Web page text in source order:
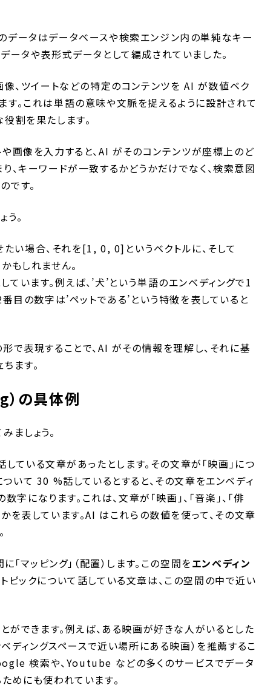
データはデータベースや検索エンジン内の単純なキー
ータや表形式データとして編成されていました。
像、ツイートなどの特定のコンテンツを AI が数値ベク
す。これは単語の意味や文脈を捉えるように設計されて
割を果たします。
画像を入力すると、AI がそのコンテンツが座標上のど
、キーワードが一致するかどうかだけでなく、検索意図
です。
。
たい場合、それを[1, 0, 0]というベクトルに、そして
もしれません。
います。例えば、’犬’という単語のエンベディングで1
目の数字は’ペットである’という特徴を表していると
で表現することで、AI がその情報を理解し、それに基
ます。
の具体例
ましょう。
話している文章があったとします。その文章が「映画」につ
ついて 30 %話しているとすると、その文章をエンベディ
字になります。これは、文章が「映画」、「音楽」、「俳
を表しています。AI はこれらの数値を使って、その文章
マッピング」（配置）します。この空間をエンベディン
ピックについて話している文章は、この空間の中で近い
ができます。例えば、ある映画が好きな人がいるとした
ディングスペースで近い場所にある映画）を推薦するこ
検索や、Youtube などの多くのサービスでデータ
めにも使われています。